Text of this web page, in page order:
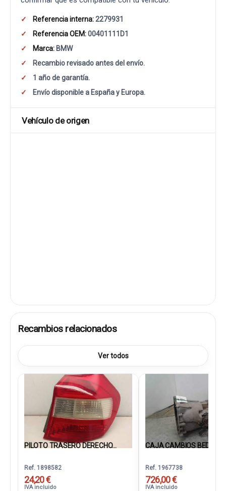
Referencia interna:2279931
Referencia OEM:00401111D1
Marca: BMW
Recambio revisado antes del envío.
1 año de garantía.
Envío disponible a España y Europa.
Vehículo de origen
Recambios relacionados
Ver todos
PILOTO TRASERO DERECHO...
Ref. 1898582
24,20 €
IVA incluido
CAJA CAMBIOS BED
Ref. 1967738
726,00 €
IVA incluido